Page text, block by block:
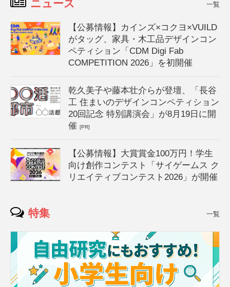
ニュース 一覧
【公募情報】カインズ×コクヨ×VUILD
がタッグ、家具・木工品デザインコン
ペティション「CDM Digi Fab
COMPETITION 2026」を初開催
乾久美子や藤本壮介らが登壇、「長谷
工 住まいのデザインコンペティション
20回記念 特別講演会」が8月19日に開
催[PR]
【公募情報】大賞賞金100万円！学生
向け創作コンテスト「サイゲームス ク
リエイティブコンテスト2026」が開催
特集 一覧